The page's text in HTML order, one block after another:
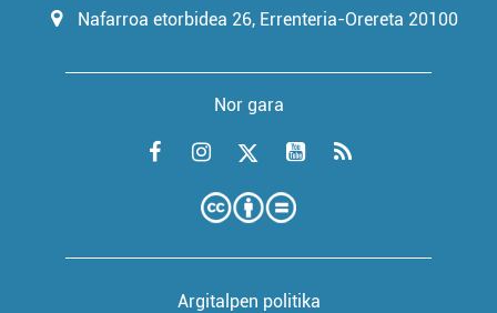
Nafarroa etorbidea 26, Errenteria-Orereta 20100
Nor gara
Argitalpen politika